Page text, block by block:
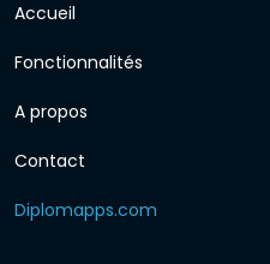
Accueil
Fonctionnalités
A propos
Contact
Diplomapps.com